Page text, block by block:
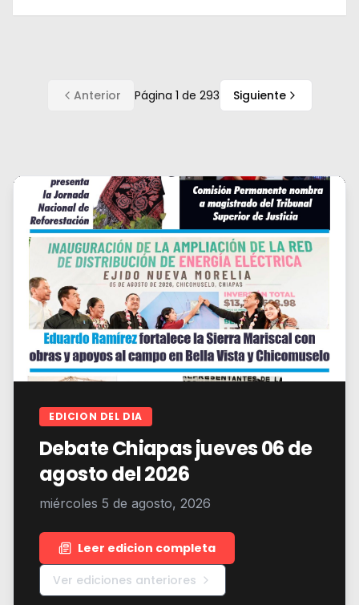
Anterior Página 1 de 293 Siguiente
EDICION DEL DIA
Debate Chiapas jueves 06 de
agosto del 2026
miércoles 5 de agosto, 2026
Leer edicion completa
Ver ediciones anteriores